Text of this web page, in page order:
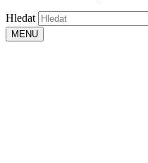
Hledat
MENU